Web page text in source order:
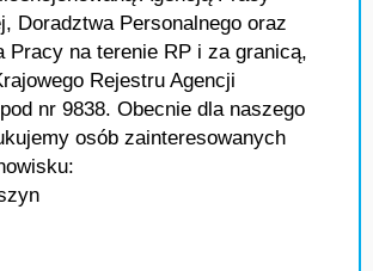
Doradztwa Personalnego oraz
Pracy na terenie RP i za granicą,
Rejestru Agencji
nr 9838. Obecnie dla naszego
osób zainteresowanych